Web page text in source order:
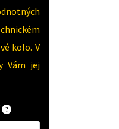
kolo. V
Vám jej